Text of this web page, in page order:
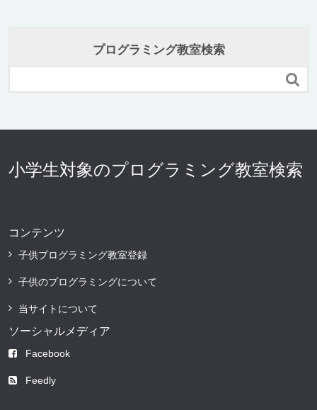
プログラミング教室検索

小学生対象のプログラミング教室検索
コンテンツ
子供プログラミング教室登録
子供のプログラミングについて
当サイトについて
ソーシャルメディア
Facebook
Feedly